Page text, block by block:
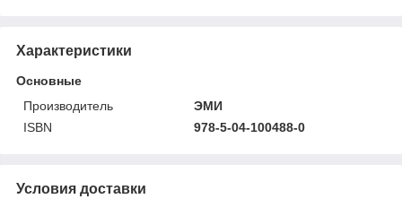
Характеристики
Основные
Производитель
ЭМИ
ISBN
978-5-04-100488-0
Условия доставки